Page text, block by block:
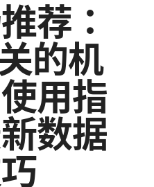
荐：
的机
用指
数据